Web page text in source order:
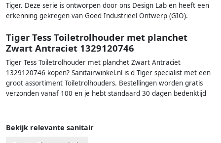
Tiger. Deze serie is ontworpen door ons Design Lab en heeft een
erkenning gekregen van Goed Industrieel Ontwerp (GIO).
Tiger Tess Toiletrolhouder met planchet
Zwart Antraciet 1329120746
Tiger Tess Toiletrolhouder met planchet Zwart Antraciet
1329120746 kopen? Sanitairwinkel.nl is d Tiger specialist met een
groot assortiment Toiletrolhouders. Bestellingen worden gratis
verzonden vanaf 100 en je hebt standaard 30 dagen bedenktijd
Bekijk relevante sanitair